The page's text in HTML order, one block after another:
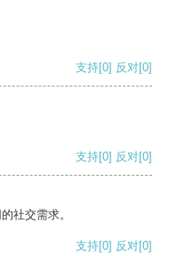
支持[0] 反对[0]
支持[0] 反对[0]
社交需求。
支持[0] 反对[0]